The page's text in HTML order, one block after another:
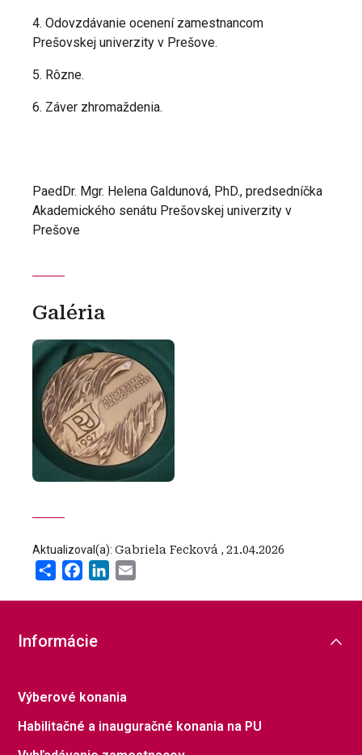
4. Odovzdávanie ocenení zamestnancom
Prešovskej univerzity v Prešove.
5. Rôzne.
6. Záver zhromaždenia.
PaedDr. Mgr. Helena Galdunová, PhD., predsedníčka
Akademického senátu Prešovskej univerzity v
Prešove
Galéria
Aktualizoval(a): Gabriela Fecková , 21.04.2026
Share FacebookLinkedIn
Informácie
Výberové konania
Habilitačné a inauguračné konania na PU